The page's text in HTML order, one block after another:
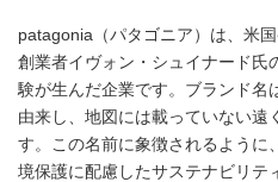
patagonia（パタゴニア）は、米
創業者イヴォン・シュイナード氏
験が生んだ企業です。ブランド名
由来し、地図には載っていない遠
す。この名前に象徴されるように
境保護に配慮したサステナビリテ